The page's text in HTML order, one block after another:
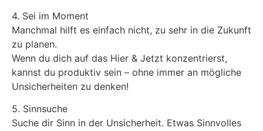
4. Sei im Moment
Manchmal hilft es einfach nicht, zu sehr in die Zukunft
zu planen.
Wenn du dich auf das Hier & Jetzt konzentrierst,
kannst du produktiv sein – ohne immer an mögliche
Unsicherheiten zu denken!
5. Sinnsuche
Suche dir Sinn in der Unsicherheit. Etwas Sinnvolles